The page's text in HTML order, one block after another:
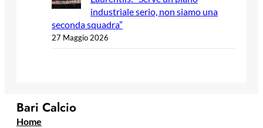
industriale serio, non siamo una
seconda squadra”
27 Maggio 2026
Bari Calcio
Home